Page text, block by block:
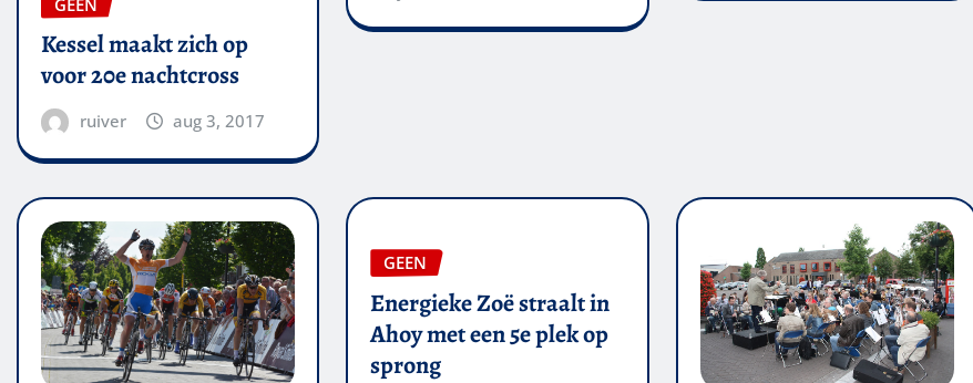
Kessel maakt zich op
voor 20e nachtcross
ruiver aug 3, 2017
GEEN
Energieke Zoë straalt in
Ahoy met een 5e plek op
sprong